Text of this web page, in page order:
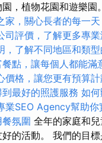
，植物花園和遊樂園
家，關心長者的每一天
司評價，了解更多專
，了解不同地區和類
點，讓每個人都能滿
價格，讓您更有預算計
最好的照護服務 如
業SEO Agency幫助你
氛圍 全年的家庭和
的活動。 我們的目